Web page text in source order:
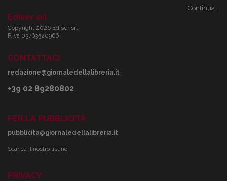
Continua...
Ediser srl
Copyright 2026 Ediser srl
P.Iva 03763520966
CONTATTACI
redazione@giornaledellalibreria.it
+39 02 89280802
PER LA PUBBLICITÀ
pubblicita@giornaledellalibreria.it
Scarica il nostro listino
PRIVACY